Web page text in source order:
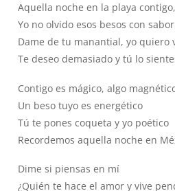
Aquella noche en la playa
Yo no olvido esos besos con
Dame de tu manantial, yo quiero
Te deseo demasiado y tú lo
Contigo es mágico, algo
Un beso tuyo es energético
Tú te pones coqueta y yo poético
Recordemos aquella noche en
Dime si piensas en mí
¿Quién te hace el amor y vive